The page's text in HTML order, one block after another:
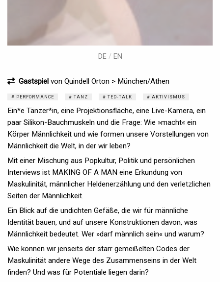
DE/ EN
Gastspiel von Quindell Orton > München/Athen
PERFORMANCE TANZ TED-TALK AKTIVISMUS
Ein*e Tänzer*in, eine Projektionsfläche, eine Live-Kamera, ein
paar Silikon-Bauchmuskeln und die Frage: Wie »macht« ein
Körper Männlichkeit und wie formen unsere Vorstellungen von
Männlichkeit die Welt, in der wir leben?
Mit einer Mischung aus Popkultur, Politik und persönlichen
Interviews ist MAKING OF A MAN eine Erkundung von
Maskulinität, männlicher Heldenerzählung und den verletzlichen
Seiten der Männlichkeit.
Ein Blick auf die undichten Gefäße, die wir für männliche
Identität bauen, und auf unsere Konstruktionen davon, was
Männlichkeit bedeutet. Wer »darf männlich sein« und warum?
Wie können wir jenseits der starr gemeißelten Codes der
Maskulinität andere Wege des Zusammenseins in der Welt
finden? Und was für Potentiale liegen darin?